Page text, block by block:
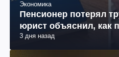
Экономика
Пенсионер потерял
юрист объяснил, как
3 дня назад